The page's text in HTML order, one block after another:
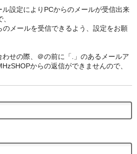
設定によりPCからのメールが受信出来
のメールを受信できるよう、設定をお願
せの際、＠の前に「.」のあるメールア
からの返信ができませんので、